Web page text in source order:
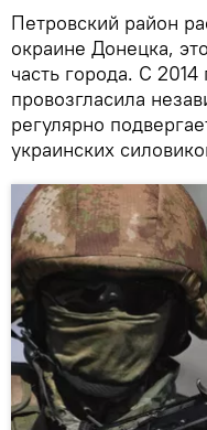
Петровский район
окраине Донецка,
часть города. С
провозгласила
регулярно
украинских